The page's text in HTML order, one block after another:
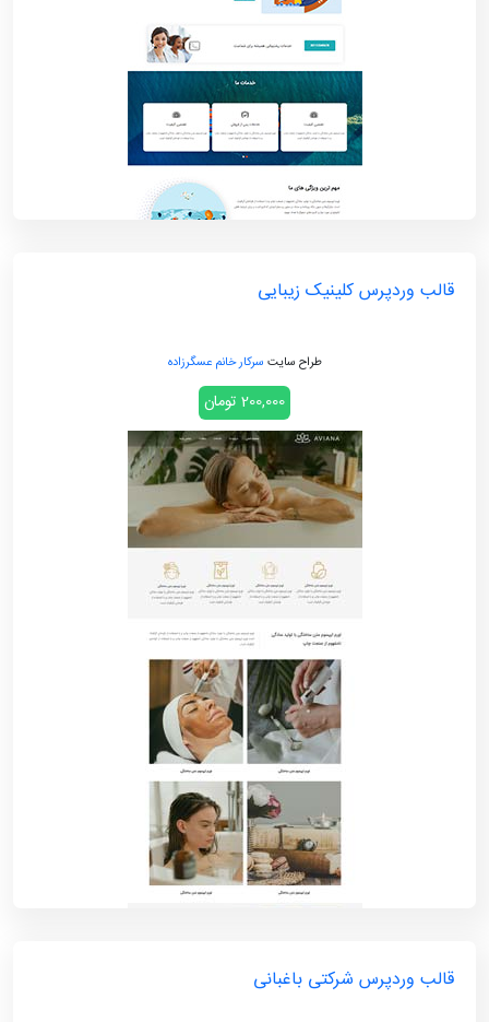
قالب وردپرس کلینیک زیبایی
طراح سایت سرکار خانم عسگرزاده
200,000 تومان
قالب وردپرس شرکتی باغبانی